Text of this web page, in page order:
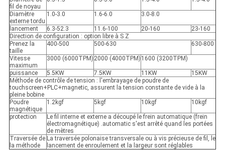
fil de noyau
Diamètre
externe tordu
1.0-3.0 1.6-6.0 3.0-8.0
lancement 6.3-52.3 11.6-100 20-160
23-160
Direction de configuration : option libre à S Z
Prenez la
taille
400-500 500-630 630-800
Vitesse
maximum
3000 (6000TPM) 2000 (4000TPM) 1600 (3200TPM)
puissance 5.5KW 7.5KW 11KW
15KW
Méthode de contrôle de tension : l'embrayage de poudre de
touchscreen+PLC+magnetic, assurent la tension constante de vide à la
pleine bobine
Poudre
magnétique
1.2kgf 5kgf 10kgf 10kgf
protection
Le fil interne et externe a découpé le frein automatique (frein
électromagnétique) .automatic s'est arrêté quand les portées
de mètres
Traversée de
la méthode
La traversée polonaise transversale ou à vis précieuse de fil, le
lancement de enroulement et la largeur sont réglables